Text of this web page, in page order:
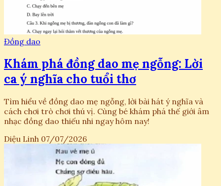
Đồng dao
Khám phá đồng dao mẹ ngỗng: Lời
ca ý nghĩa cho tuổi thơ
Tìm hiểu về đồng dao mẹ ngỗng, lời bài hát ý nghĩa và
cách chơi trò chơi thú vị. Cùng bé khám phá thế giới âm
nhạc đồng dao thiếu nhi ngay hôm nay!
Diệu Linh 07/07/2026